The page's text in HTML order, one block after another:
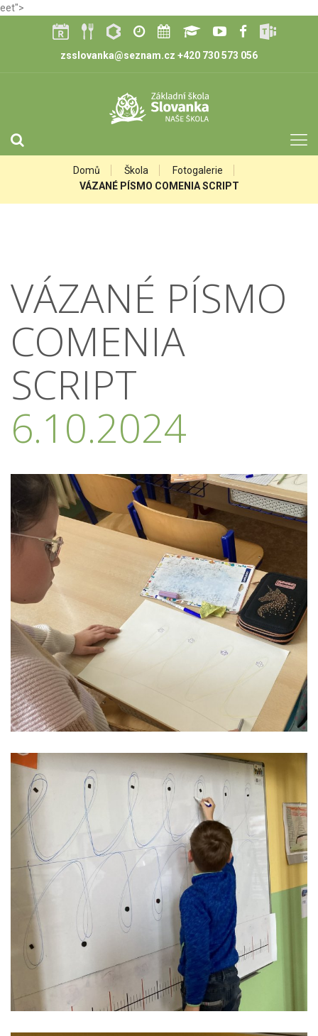
eet">
zsslovanka@seznam.cz +420 730 573 056
Domů Škola
Fotogalerie
VÁZANÉ PÍSMO COMENIA SCRIPT
VÁZANÉ PÍSMO
COMENIA
SCRIPT
6.10.2024